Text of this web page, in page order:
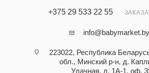
+375 29 533 22 55
info@babymarket.by
223022, Республика
обл., Минский р-н, д.
Удачная, д. 1А-1, оф.